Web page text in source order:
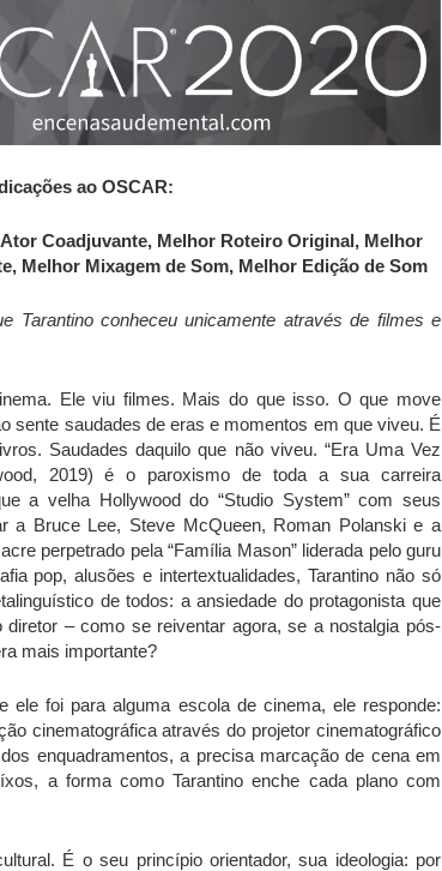
ao OSCAR:
Coadjuvante, Melhor Roteiro Original, Melhor
Melhor Mixagem de Som, Melhor Edição de Som
Tarantino conheceu unicamente através de filmes e
Ele viu filmes. Mais do que isso. O que move
sente saudades de eras e momentos em que viveu. É
Saudades daquilo que não viveu. “Era Uma Vez
2019) é o paroxismo de toda a sua carreira
a velha Hollywood do “Studio System” com seus
a Bruce Lee, Steve McQueen, Roman Polanski e a
perpetrado pela “Família Mason” liderada pelo guru
pop, alusões e intertextualidades, Tarantino não só
de todos: a ansiedade do protagonista que
– como se reiventar agora, se a nostalgia pós-
mais importante?
ele foi para alguma escola de cinema, ele responde:
cinematográfica através do projetor cinematográfico
enquadramentos, a precisa marcação de cena em
a forma como Tarantino enche cada plano com
É o seu princípio orientador, sua ideologia: por